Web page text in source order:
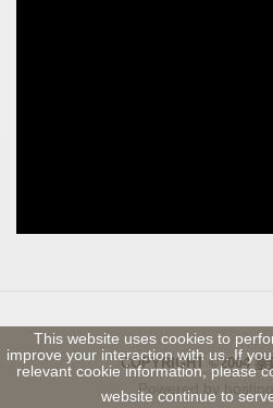
COPYRIGHT ©2004 泰
Powered by
This website uses cookies to
improve your interaction with us. If
relevant cookie information, please
website continue to